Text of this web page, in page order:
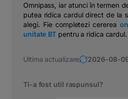
Omnipass, iar atunci în termen
putea ridica cardul direct de la
alegi. Fie completezi cererea
unitate BT pentru a ridica cardul.
Ultima actualizare 2026-08-
Ti-a fost util raspunsul?